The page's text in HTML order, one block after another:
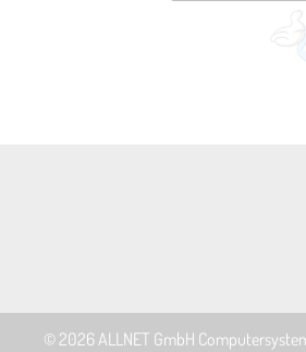
© 2026ALLNET GmbH